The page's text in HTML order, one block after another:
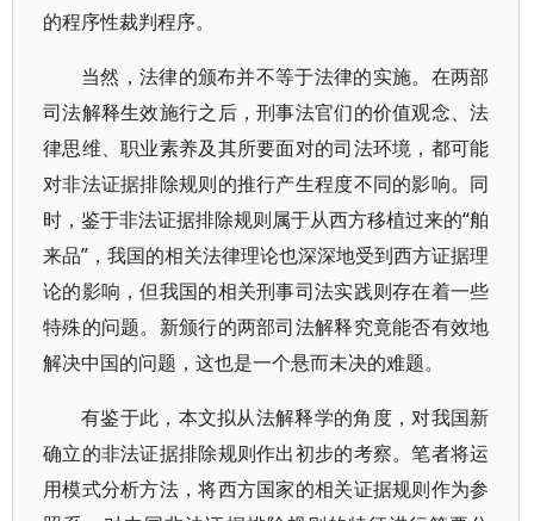
的程序性裁判程序。
当然，法律的颁布并不等于法律的实施。在两部
司法解释生效施行之后，刑事法官们的价值观念、法
律思维、职业素养及其所要面对的司法环境，都可能
对非法证据排除规则的推行产生程度不同的影响。同
时，鉴于非法证据排除规则属于从西方移植过来的“舶
来品”，我国的相关法律理论也深深地受到西方证据理
论的影响，但我国的相关刑事司法实践则存在着一些
特殊的问题。新颁行的两部司法解释究竟能否有效地
解决中国的问题，这也是一个悬而未决的难题。
有鉴于此，本文拟从法解释学的角度，对我国新
确立的非法证据排除规则作出初步的考察。笔者将运
用模式分析方法，将西方国家的相关证据规则作为参